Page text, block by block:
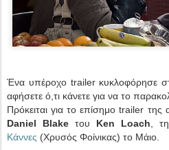
Ένα υπέροχο trailer κυκλοφόρησε
αφήσετε ό,τι κάνετε για να το
Πρόκειται για το επίσημο trailer της
Daniel Blake του Ken Loach ,
Κάννες (Χρυσός Φοίνικας) το Μάιο.